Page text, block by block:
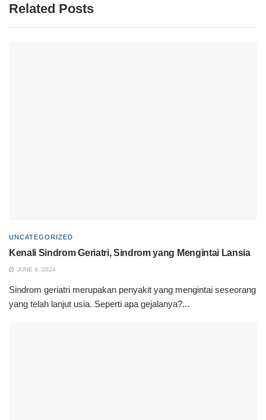
Related Posts
UNCATEGORIZED
Kenali Sindrom Geriatri, Sindrom yang Mengintai Lansia
JUNE 9, 2024
Sindrom geriatri merupakan penyakit yang mengintai seseorang
yang telah lanjut usia. Seperti apa gejalanya?...